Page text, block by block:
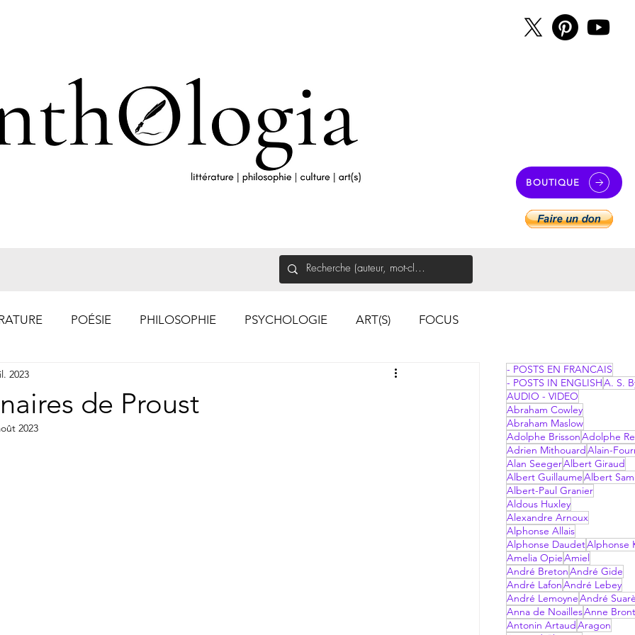
BOUTIQUE
POÉSIE PHILOSOPHIE PSYCHOLOGIE ART(S) FOCUS
de Proust
2023
2023
- POSTS EN FRANCAIS
- POSTS IN ENGLISHA. S.
AUDIO - VIDEO
Abraham Cowley
Abraham Maslow
Adolphe BrissonAdolphe
Adrien Mithouard Alain-
Alan SeegerAlbert Giraud
Albert GuillaumeAlbert
Albert-Paul Granier
Aldous Huxley
Alexandre Arnoux
Alphonse Allais
Alphonse DaudetAlphonse
Amelia OpieAmiel
André BretonAndré Gide
André LafonAndré Lebey
André LemoyneAndré
Anna de NoaillesAnne
Antonin Artaud Aragon